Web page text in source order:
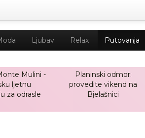
Ljubav Relax Putovanja
Mulini -
ljetnu
za odrasle
Planinski odmor:
provedite vikend na
Bjelašnici